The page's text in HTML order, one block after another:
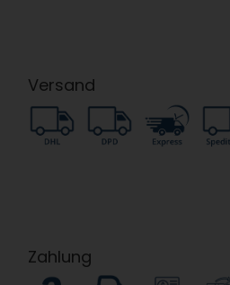
Versand
Zahlung